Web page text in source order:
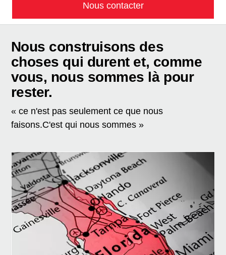
Nous contacter
Nous construisons des
choses qui durent et, comme
vous, nous sommes là pour
rester.
« ce n'est pas seulement ce que nous
faisons.C'est qui nous sommes »